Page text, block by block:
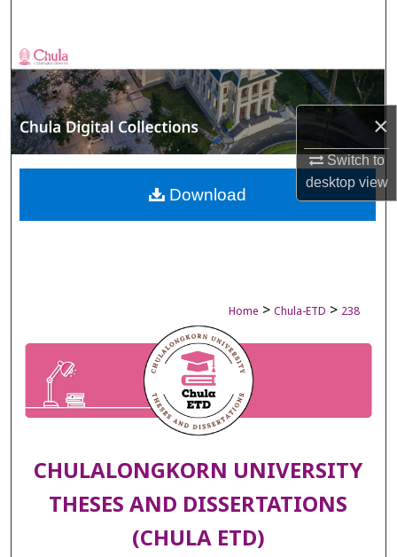
×
Switch to
desktopview
Browse Collections
My Account
About
Digital Commons Network™
Home > Chula-ETD > 238
CHULALONGKORN UNIVERSITY
THESES AND DISSERTATIONS
(CHULA ETD)
Download